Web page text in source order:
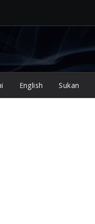
English Sukan